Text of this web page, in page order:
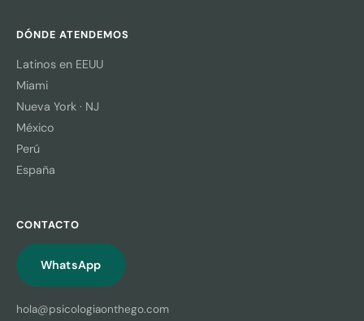
DÓNDE ATENDEMOS
Latinos en EEUU
Miami
Nueva York · NJ
México
Perú
España
CONTACTO
WhatsApp
hola@psicologiaonthego.com